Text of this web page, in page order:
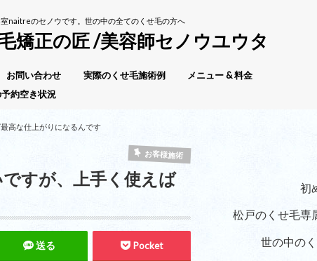
naitreのセノウです。世の中の全てのくせ毛の方へ
矯正の匠 /美容師セノウユウタ
お問い合わせ 実際のくせ毛施術例
メニュー & 料金
約空き状況
高な仕上がりになるんです
お客様施術
ですが、上手く使えば
送る Pocket
初
松戸のくせ毛専
世の中の